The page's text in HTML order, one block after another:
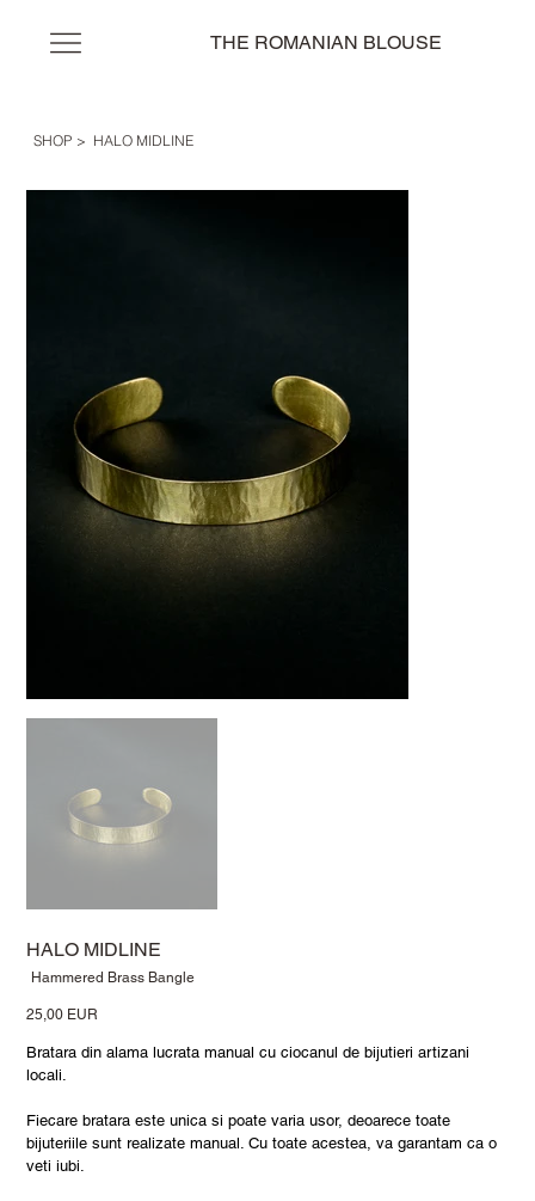
THE ROMANIAN BLOUSE
SHOP > HALO MIDLINE
HALO MIDLINE
Cod
Brass
Hammered Brass Bangle
Preț
25,00 EUR
Bratara din alama lucrata manual cu ciocanul de bijutieri artizani
locali.
Fiecare bratara este unica si poate varia usor, deoarece toate
bijuteriile sunt realizate manual. Cu toate acestea, va garantam ca o
veti iubi.